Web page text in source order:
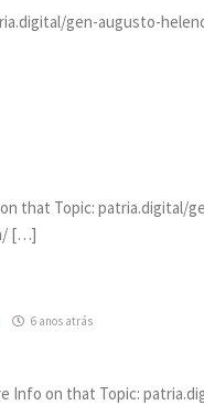
gen-augusto-
that Topic: patria.digital/
[…]
6 anos atrás
Info on that Topic: